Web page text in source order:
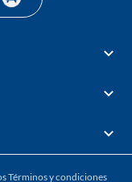
Términos y condiciones